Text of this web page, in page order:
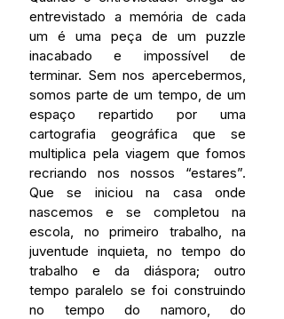
entrevistado a memória de cada
um é uma peça de um puzzle
inacabado e impossível de
terminar. Sem nos apercebermos,
somos parte de um tempo, de um
espaço repartido por uma
cartografia geográfica que se
multiplica pela viagem que fomos
recriando nos nossos “estares”.
Que se iniciou na casa onde
nascemos e se completou na
escola, no primeiro trabalho, na
juventude inquieta, no tempo do
trabalho e da diáspora; outro
tempo paralelo se foi construindo
no tempo do namoro, do